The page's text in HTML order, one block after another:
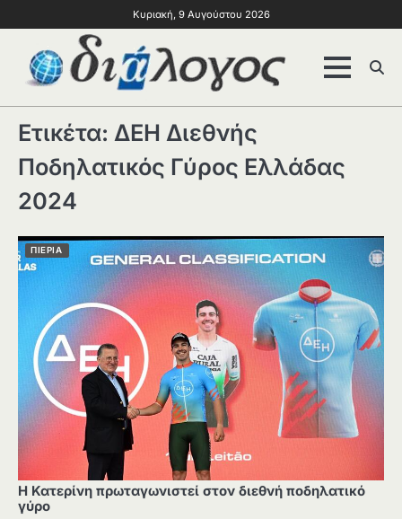
Κυριακή, 9 Αυγούστου 2026
Ετικέτα: ΔΕΗ Διεθνής
Ποδηλατικός Γύρος Ελλάδας
2024
ΠΙΕΡΙΑ
Η Κατερίνη πρωταγωνιστεί στον διεθνή ποδηλατικό
γύρο